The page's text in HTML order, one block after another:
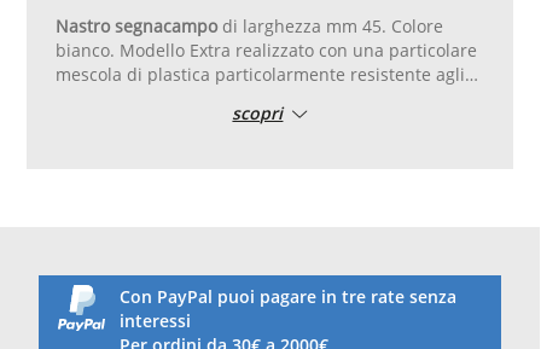
Nastro segnacampodi larghezza mm 45. Colore
bianco. Modello Extra realizzato con una particolare
mescola di plastica particolarmente resistente agli
ciascuno per complessivi mt 150 necessari per
scopri
Con PayPal puoi pagare in tre rate senza
interessi